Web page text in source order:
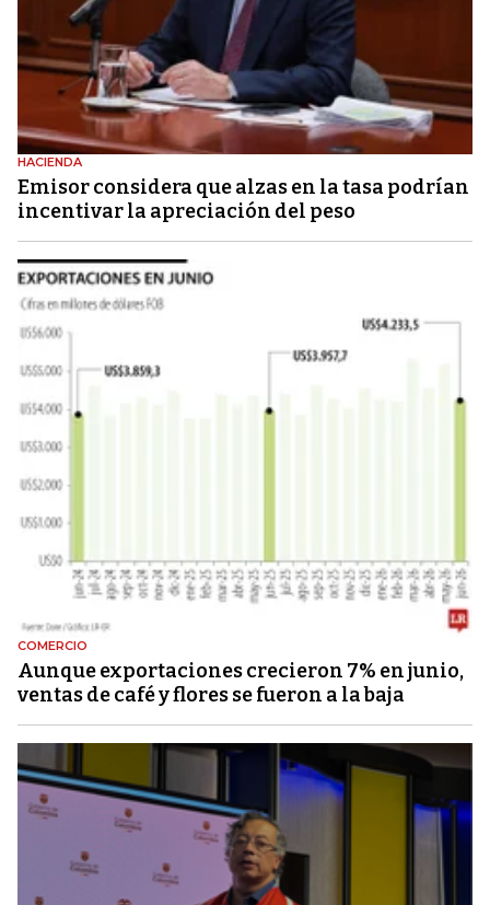
HACIENDA
Emisor considera que alzas en la tasa podrían
incentivar la apreciación del peso
COMERCIO
Aunque exportaciones crecieron 7% en junio,
ventas de café y flores se fueron a la baja